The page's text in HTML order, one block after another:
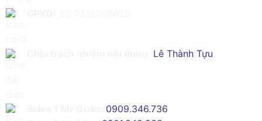
Lê Thành Tựu
0909.346.736